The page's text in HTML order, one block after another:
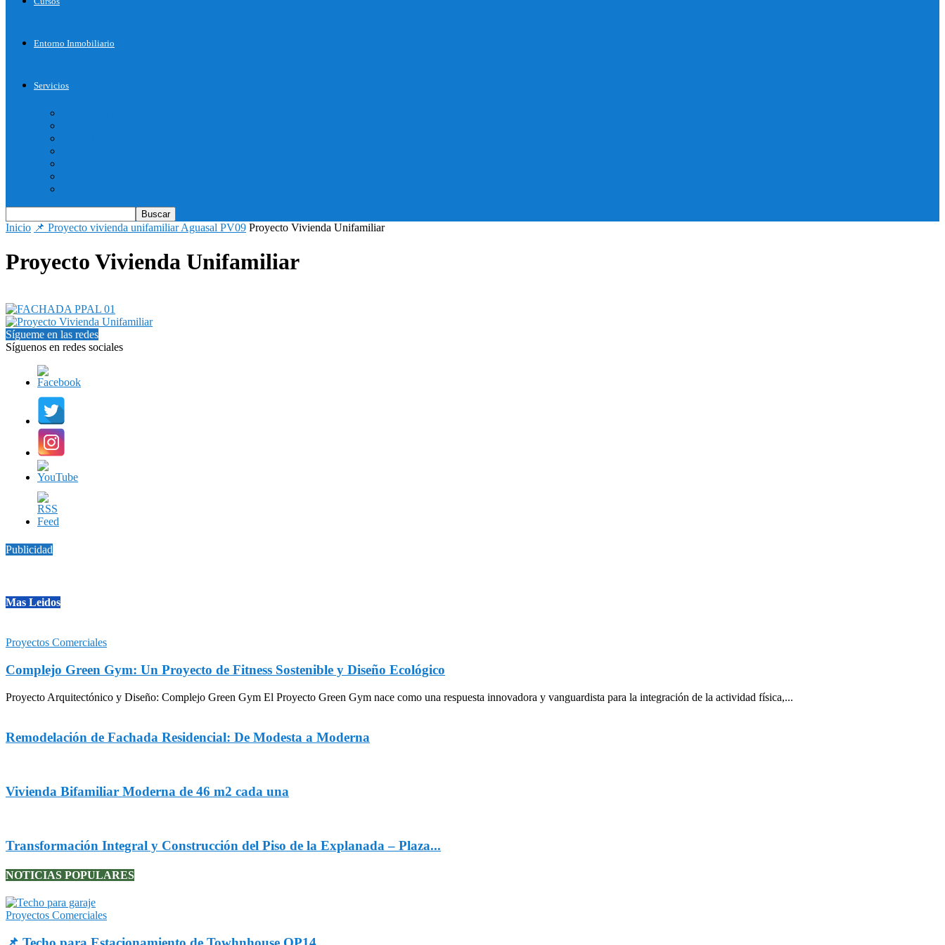
Entorno Inmobiliario
Servicios
Inicio 📌 Proyecto vivienda unifamiliar Aguasal PV09 Proyecto Vivienda Unifamiliar
Proyecto Vivienda Unifamiliar
Sígueme en las redes
Síguenos en redes sociales
Publicidad
Mas Leidos
Proyectos Comerciales
Complejo Green Gym: Un Proyecto de Fitness Sostenible y Diseño Ecológico
Proyecto Arquitectónico y Diseño: Complejo Green Gym El Proyecto Green Gym nace como una respuesta innovadora y vanguardista para la integración de la actividad física,...
Remodelación de Fachada Residencial: De Modesta a Moderna
Vivienda Bifamiliar Moderna de 46 m2 cada una
Transformación Integral y Construcción del Piso de la Explanada – Plaza...
NOTICIAS POPULARES
Proyectos Comerciales